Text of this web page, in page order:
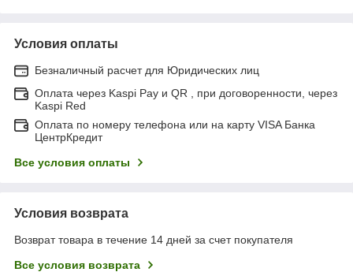
Условия оплаты
Безналичный расчет для Юридических лиц
Оплата через Kaspi Pay и QR , при договоренности, через
Kaspi Red
Оплата по номеру телефона или на карту VISA Банка
ЦентрКредит
Все условия оплаты
Условия возврата
Возврат товара в течение 14 дней за счет покупателя
Все условия возврата